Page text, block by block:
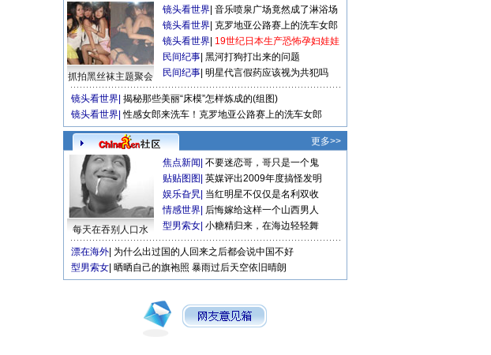
抓拍黑丝袜主题聚会
镜头看世界 音乐喷泉广场竟然成了淋浴场
镜头看世界 克罗地亚公路赛上的洗车女郎
镜头看世界 19世纪日本生产恐怖孕妇娃娃
民间纪事 黑河打狗打出来的问题
民间纪事 明星代言假药应该视为共犯吗
镜头看世界 揭秘那些美丽“床模”怎样炼成的(组图)
镜头看世界 性感女郎来洗车！克罗地亚公路赛上的洗车女郎
更多>>
每天在吞别人口水
焦点新闻 不要迷恋哥，哥只是一个鬼
贴贴图图 英媒评出2009年度搞怪发明
娱乐旮旯 当红明星不仅仅是名利双收
情感世界 后悔嫁给这样一个山西男人
型男索女 小糖精归来，在海边轻轻舞
漂在海外 为什么出过国的人回来之后都会说中国不好
型男索女 晒晒自己的旗袍照 暴雨过后天空依旧晴朗